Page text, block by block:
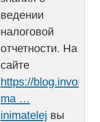
ведении
налоговой
отчетности. На
сайте
https://
ma …
inimatelej вы